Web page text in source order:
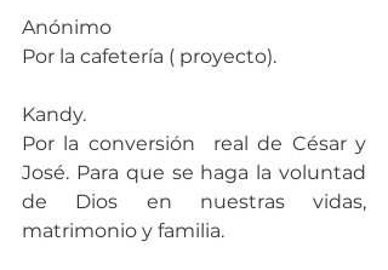
Anónimo
Por la cafetería ( proyecto).
Kandy.
Por la conversión  real de César y
José. Para que se haga la voluntad
de Dios en nuestras vidas,
matrimonio y familia.